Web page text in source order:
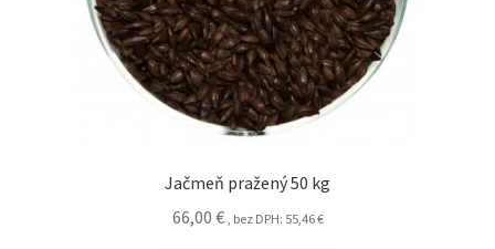
Jačmeň pražený 50 kg
66,00 € , bez DPH: 55,46€